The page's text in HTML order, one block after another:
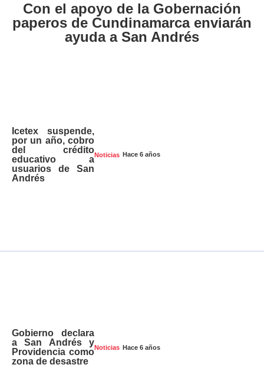
Con el apoyo de la Gobernación
paperos de Cundinamarca enviarán
ayuda a San Andrés
Noticias Hace 6 años
Icetex suspende,
por un año, cobro
del crédito
educativo a
usuarios de San
Andrés
Noticias Hace 6 años
Gobierno declara
a San Andrés y
Providencia como
zona de desastre